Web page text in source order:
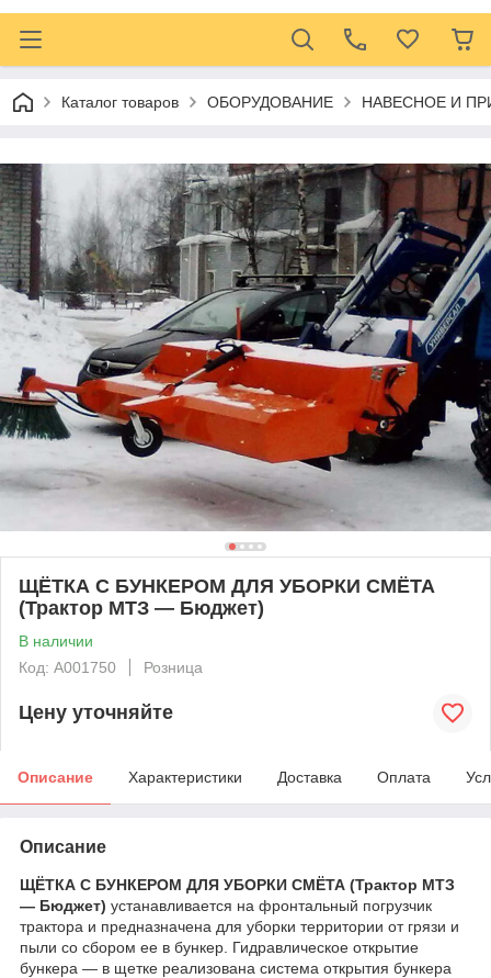
Каталог товаров ОБОРУДОВАНИЕ НАВЕСНОЕ И
ЩЁТКА С БУНКЕРОМ ДЛЯ УБОРКИ СМЁТА
(Трактор МТЗ — Бюджет)
В наличии
Код: А001750
Розница
Цену уточняйте
Описание Характеристики Доставка Оплата
Описание
ЩЁТКА С БУНКЕРОМ ДЛЯ УБОРКИ СМЁТА (Трактор МТЗ
— Бюджет) устанавливается на фронтальный погрузчик
трактора и предназначена для уборки территории от грязи и
пыли со сбором ее в бункер. Гидравлическое открытие
бункера — в щетке реализована система открытия бункера